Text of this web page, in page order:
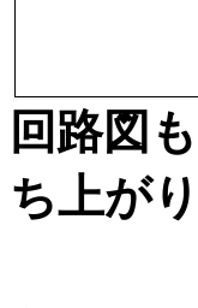
回路図
ち上が